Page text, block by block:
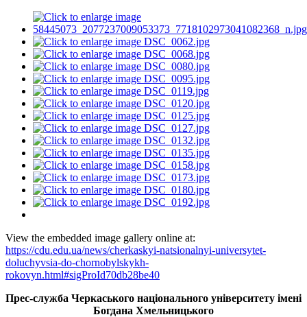
View the embedded image gallery online at:
https://cdu.edu.ua/news/cherkaskyi-natsionalnyi-universytet-
doluchyvsia-do-chornobylskykh-
rokovyn.html#sigProId70db28be40
Прес-служба Черкаського національного університету імені
Богдана Хмельницького